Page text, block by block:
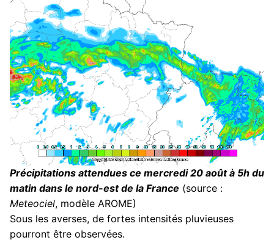
Précipitations attendues ce mercredi 20 août à 5h du
matin dans le nord-est de la France (source :
Meteociel, modèle AROME)
Sous les averses, de fortes intensités pluvieuses
pourront être observées.